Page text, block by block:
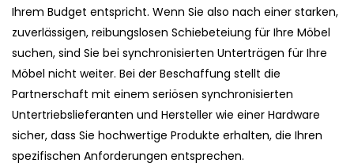
Ihrem Budget entspricht. Wenn Sie also nach einer starken,
zuverlässigen, reibungslosen Schiebeteiung für Ihre Möbel
suchen, sind Sie bei synchronisierten Unterträgen für Ihre
Möbel nicht weiter. Bei der Beschaffung stellt die
Partnerschaft mit einem seriösen synchronisierten
Untertriebslieferanten und Hersteller wie einer Hardware
sicher, dass Sie hochwertige Produkte erhalten, die Ihren
spezifischen Anforderungen entsprechen.